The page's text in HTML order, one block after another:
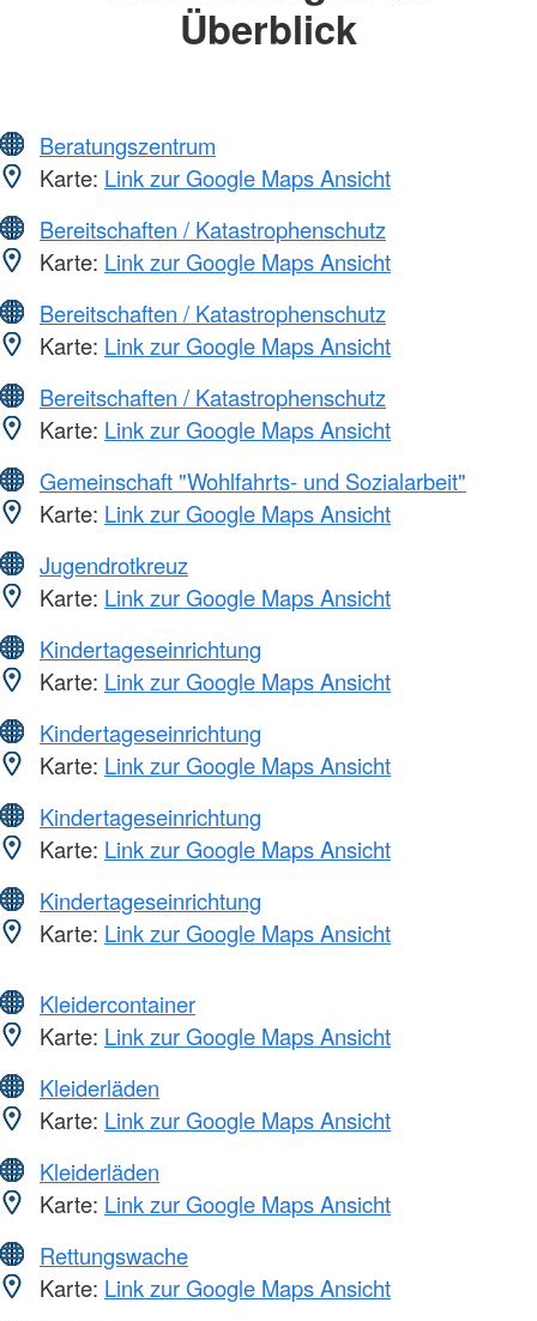
Überblick
Beratungszentrum
Karte: Link zur Google Maps Ansicht
Bereitschaften / Katastrophenschutz
Karte: Link zur Google Maps Ansicht
Bereitschaften / Katastrophenschutz
Karte: Link zur Google Maps Ansicht
Bereitschaften / Katastrophenschutz
Karte: Link zur Google Maps Ansicht
Gemeinschaft "Wohlfahrts- und Sozialarbeit"
Karte: Link zur Google Maps Ansicht
Jugendrotkreuz
Karte: Link zur Google Maps Ansicht
Kindertageseinrichtung
Karte: Link zur Google Maps Ansicht
Kindertageseinrichtung
Karte: Link zur Google Maps Ansicht
Kindertageseinrichtung
Karte: Link zur Google Maps Ansicht
Kindertageseinrichtung
Karte: Link zur Google Maps Ansicht
Kleidercontainer
Karte: Link zur Google Maps Ansicht
Kleiderläden
Karte: Link zur Google Maps Ansicht
Kleiderläden
Karte: Link zur Google Maps Ansicht
Rettungswache
Karte: Link zur Google Maps Ansicht